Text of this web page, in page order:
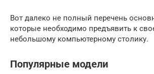
Вот далеко не полный перечень
которые необходимо предъявить к
небольшому компьютерному столику.
Популярные модели